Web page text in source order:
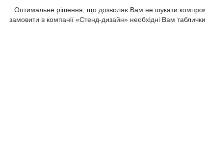
Оптимальне рішення, що дозволяє Вам не шукати
замовити в компанії «Стенд-дизайн» необхідні Вам таблички.